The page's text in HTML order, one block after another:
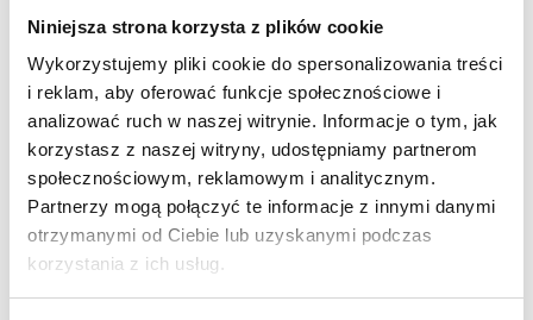
Niniejsza strona korzysta z plików cookie
Wykorzystujemy pliki cookie do spersonalizowania treści
i reklam, aby oferować funkcje społecznościowe i
analizować ruch w naszej witrynie. Informacje o tym, jak
korzystasz z naszej witryny, udostępniamy partnerom
społecznościowym, reklamowym i analitycznym.
Partnerzy mogą połączyć te informacje z innymi danymi
otrzymanymi od Ciebie lub uzyskanymi podczas
korzystania z ich usług.
Paulus POTTER (1625-1654) - według
Nr katalogowy
13